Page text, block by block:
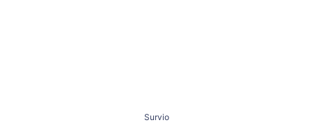
Survio